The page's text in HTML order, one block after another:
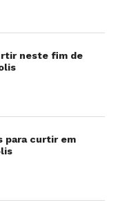
neste fim de
para curtir em